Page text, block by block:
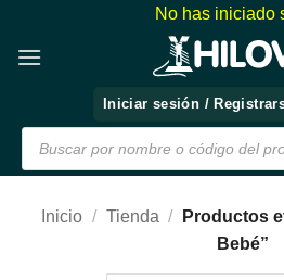
contenido
No has iniciado
Iniciar sesión /
Búsqueda
Inicio / Tienda /
Productos
Bebé”